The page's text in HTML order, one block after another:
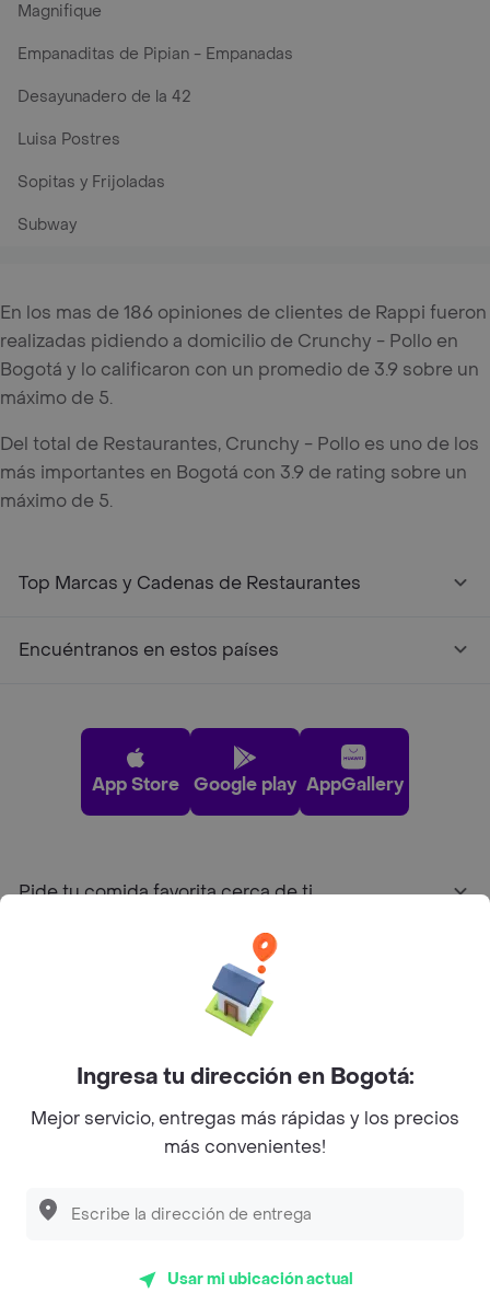
Magnifique
Empanaditas de Pipian - Empanadas
Desayunadero de la 42
Luisa Postres
Sopitas y Frijoladas
Subway
En los mas de 186 opiniones de clientes de Rappi fueron
realizadas pidiendo a domicilio de Crunchy - Pollo en
Bogotá y lo calificaron con un promedio de 3.9 sobre un
máximo de 5.
Del total de Restaurantes, Crunchy - Pollo es uno de los
más importantes en Bogotá con 3.9 de rating sobre un
máximo de 5.
Top Marcas y Cadenas de Restaurantes
Encuéntranos en estos países
App Store Google play AppGallery
Pide tu comida favorita cerca de ti
Sobre Rappi
Facebook
Twitter
Instagram
©2026Rappi Inc. All rights reserved.
Ingresa tu dirección en Bogotá:
Mejor servicio, entregas más rápidas y los precios
más convenientes!
Usar mi ubicación actual